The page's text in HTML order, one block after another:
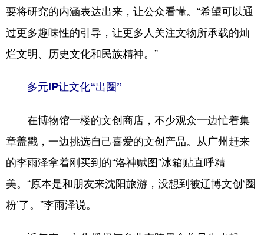
要将研究的内涵表达出来，让公众看懂。“希望可以通
过更多趣味性的引导，让更多人关注文物所承载的灿
烂文明、历史文化和民族精神。”
多元IP让文化“出圈”
在博物馆一楼的文创商店，不少观众一边忙着集
章盖戳，一边挑选自己喜爱的文创产品。从广州赶来
的李雨泽拿着刚买到的“洛神赋图”冰箱贴直呼精
美。“原本是和朋友来沈阳旅游，没想到被辽博文创‘圈
粉’了。”李雨泽说。